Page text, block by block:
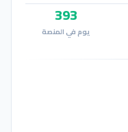
393
يوم في المنصة